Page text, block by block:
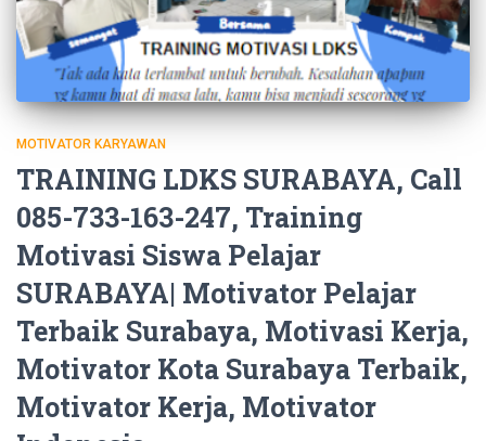
MOTIVATOR KARYAWAN
TRAINING LDKS SURABAYA, Call
085-733-163-247, Training
Motivasi Siswa Pelajar
SURABAYA| Motivator Pelajar
Terbaik Surabaya, Motivasi Kerja,
Motivator Kota Surabaya Terbaik,
Motivator Kerja, Motivator